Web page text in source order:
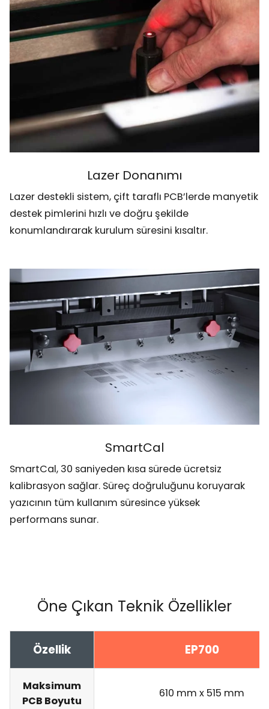
Lazer Donanımı
Lazer destekli sistem, çift taraflı PCB’lerde manyetik
destek pimlerini hızlı ve doğru şekilde
konumlandırarak kurulum süresini kısaltır.
SmartCal
SmartCal, 30 saniyeden kısa sürede ücretsiz
kalibrasyon sağlar. Süreç doğruluğunu koruyarak
yazıcının tüm kullanım süresince yüksek
performans sunar.
Öne Çıkan Teknik Özellikler
Özellik EP700
Maksimum
PCB Boyutu
610 mm x 515 mm